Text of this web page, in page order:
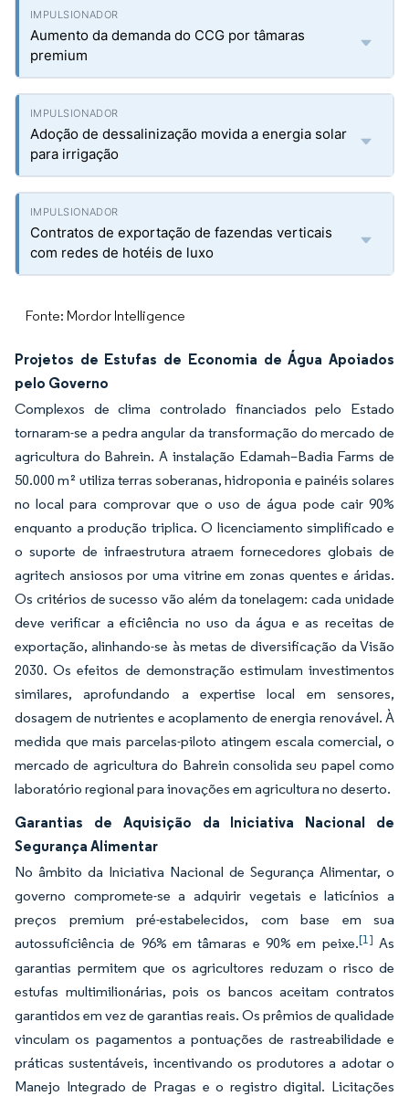
Aumento da demanda do CCG por tâmaras
premium
Adoção de dessalinização movida a energia solar
para irrigação
Contratos de exportação de fazendas verticais
com redes de hotéis de luxo
Fonte: Mordor Intelligence
Projetos de Estufas de Economia de Água Apoiados
pelo Governo
Complexos de clima controlado financiados pelo Estado
tornaram-se a pedra angular da transformação do mercado de
agricultura do Bahrein. A instalação Edamah–Badia Farms de
50.000 m² utiliza terras soberanas, hidroponia e painéis solares
no local para comprovar que o uso de água pode cair 90%
enquanto a produção triplica. O licenciamento simplificado e
o suporte de infraestrutura atraem fornecedores globais de
agritech ansiosos por uma vitrine em zonas quentes e áridas.
Os critérios de sucesso vão além da tonelagem: cada unidade
deve verificar a eficiência no uso da água e as receitas de
exportação, alinhando-se às metas de diversificação da Visão
2030. Os efeitos de demonstração estimulam investimentos
similares, aprofundando a expertise local em sensores,
dosagem de nutrientes e acoplamento de energia renovável. À
medida que mais parcelas-piloto atingem escala comercial, o
mercado de agricultura do Bahrein consolida seu papel como
laboratório regional para inovações em agricultura no deserto.
Garantias de Aquisição da Iniciativa Nacional de
Segurança Alimentar
No âmbito da Iniciativa Nacional de Segurança Alimentar, o
governo compromete-se a adquirir vegetais e laticínios a
preços premium pré-estabelecidos, com base em sua
autossuficiência de 96% em tâmaras e 90% em peixe.[1] As
garantias permitem que os agricultores reduzam o risco de
estufas multimilionárias, pois os bancos aceitam contratos
garantidos em vez de garantias reais. Os prêmios de qualidade
vinculam os pagamentos a pontuações de rastreabilidade e
práticas sustentáveis, incentivando os produtores a adotar o
Manejo Integrado de Pragas e o registro digital. Licitações